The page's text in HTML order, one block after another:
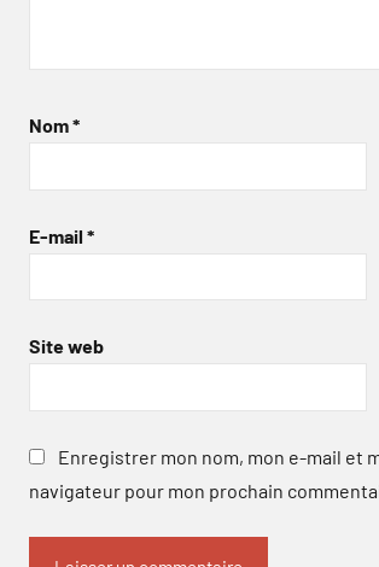
Nom*
E-mail *
Site web
Enregistrer mon nom, mon e-mail et
navigateur pour mon prochain